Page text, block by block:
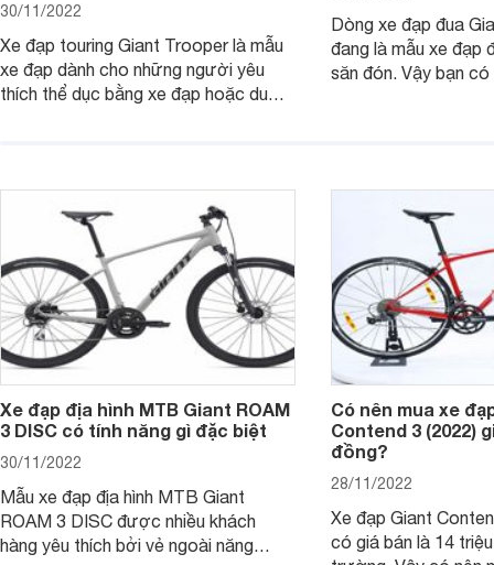
30/11/2022
Xe đạp touring Giant Trooper là mẫu
xe đạp dành cho những người yêu
thích thể dục bằng xe đạp hoặc du
hiện nay?
Dòng xe đạp đua
đang là mẫu xe đạp
săn đón. Vậy bạn
Xe đạp địa hình MTB Giant ROAM
3 DISC có tính năng gì đặc biệt
30/11/2022
Mẫu xe đạp địa hình MTB Giant
ROAM 3 DISC được nhiều khách
hàng yêu thích bởi vẻ ngoài năng
Có nên mua xe
Contend 3 (2022)
đồng?
28/11/2022
Xe đạp Giant
có giá bán là 14